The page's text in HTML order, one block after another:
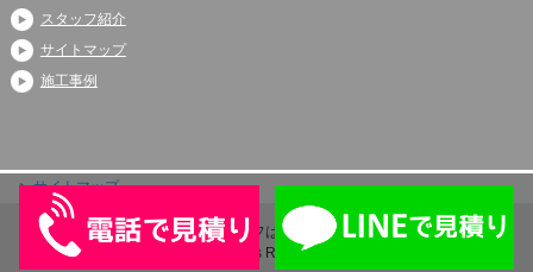
スタッフ紹介
サイトマップ
施工事例
サイトマップ
Copyright (C) 2026 アシストライフは伊奈町、上尾市、蓮田市で大人気
All Rights Reserved.